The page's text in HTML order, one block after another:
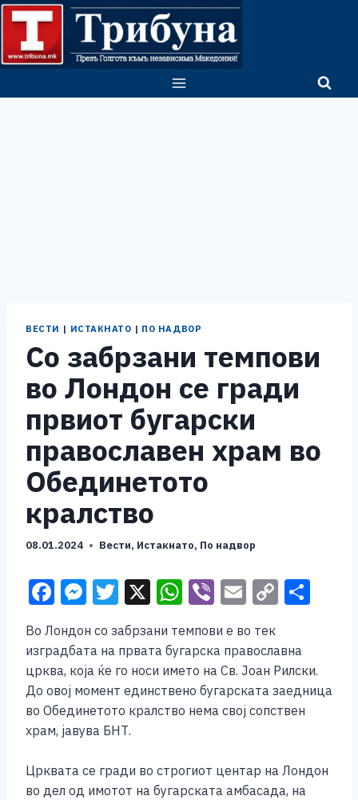
Skip
content
ВЕСТИ | ИСТАКНАТО | ПО НАДВОР
Со забрзани темпови
во Лондон се гради
првиот бугарски
православен храм во
Обединетото
кралство
08.01.2024 Вести, Истакнато, По надвор
F
c
e
b
o
o
k
M
ss
e
n
g
er
T
wi
tt
er
X W
at
s
A
p
Vi
er
E
ai
l
C
p
y
Li
n
e
Во Лондон со забрзани темпови е во тек
изградбата на првата бугарска православна
црква, која ќе го носи името на Св. Јоан Рилски.
До овој момент единствено бугарската заедница
во Обединетото кралство нема свој сопствен
храм, јавува БНТ.
Црквата се гради во строгиот центар на Лондон
во дел од имотот на бугарската амбасада, на